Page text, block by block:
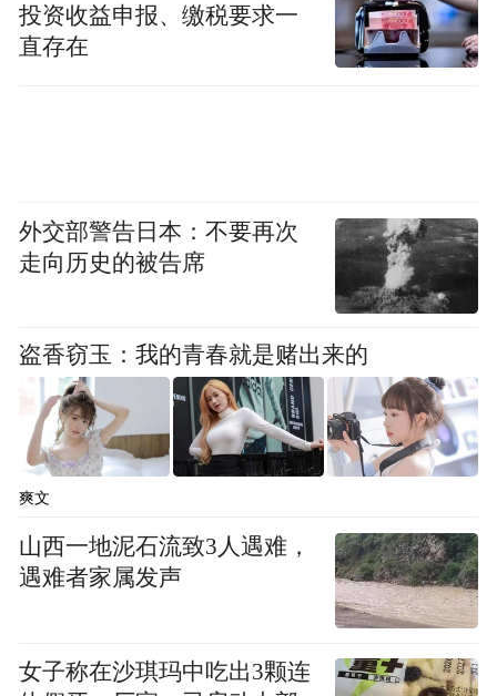
后程能力。
陈妤颉在200米的比赛中。
如今，陈妤颉已经成为中国女子短跑的最小
去年的粤港澳大湾区全运会上，当时还不满
17岁的陈妤颉一举斩获女子100米和200米双
冠荣耀，成为新科中国女飞人。
投资收益申报、缴税要求一
直存在
外交部警告日本：不要再次
走向历史的被告席
盗香窃玉：我的青春就是赌出来的
爽文
山西一地泥石流致3人遇难，
遇难者家属发声
女子称在沙琪玛中吃出3颗连